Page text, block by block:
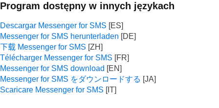
Program dostępny w innych językach
Descargar Messenger for SMS
Messenger for SMS herunterladen
下载 Messenger for SMS
Télécharger Messenger for SMS
Messenger for SMS download
Messenger for SMS をダウンロードする
Scaricare Messenger for SMS